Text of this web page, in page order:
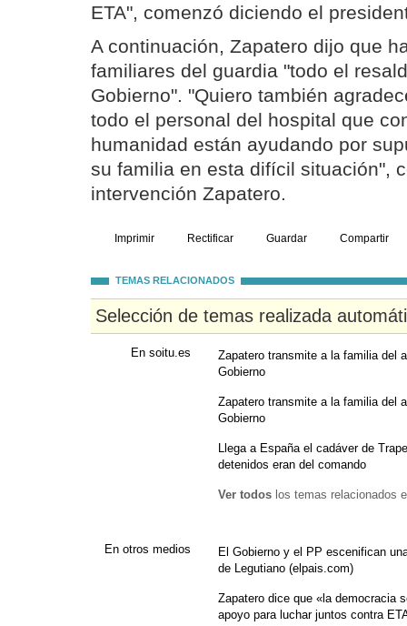
ETA", comenzó diciendo el
A continuación, Zapatero dijo que
familiares del guardia "todo el
Gobierno". "Quiero también
todo el personal del hospital que
humanidad están ayudando por
su familia en esta difícil situación",
intervención Zapatero.
Imprimir Rectificar Guardar Compartir
TEMAS RELACIONADOS
Selección de temas realizada
En soitu.es
Zapatero transmite a la familia del
Gobierno
Zapatero transmite a la familia del
Gobierno
Llega a España el cadáver de
detenidos eran del comando
Ver todos los temas relacionados
En otros medios
El Gobierno y el PP escenifican
de Legutiano (elpais.com)
Zapatero dice que «la democracia
apoyo para luchar juntos contra